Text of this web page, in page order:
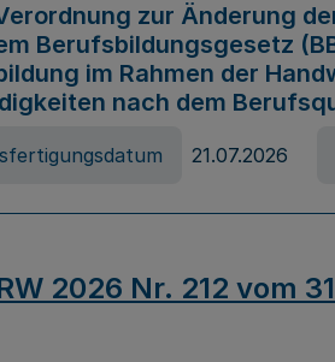
zur Änderung
Berufsbildungsgesetz
im Rahmen der
nach dem
21.07.2026
2026 Nr. 212 vom